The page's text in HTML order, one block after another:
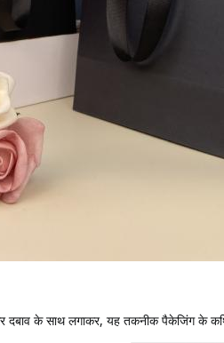
और दबाव के साथ लगाकर, यह तकनीक पैकेजिंग के